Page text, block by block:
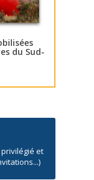
du Sud-
et